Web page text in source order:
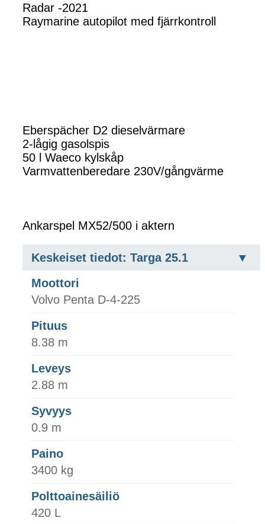
Radar -2021
Raymarine autopilot med fjärrkontroll
Eberspächer D2 dieselvärmare
2-lågig gasolspis
50 l Waeco kylskåp
Varmvattenberedare 230V/gångvärme
Ankarspel MX52/500 i aktern
Keskeiset tiedot: Targa 25.1
Moottori
Volvo Penta D-4-225
Pituus
8.38 m
Leveys
2.88 m
Syvyys
0.9 m
Paino
3400 kg
Polttoainesäiliö
420 L